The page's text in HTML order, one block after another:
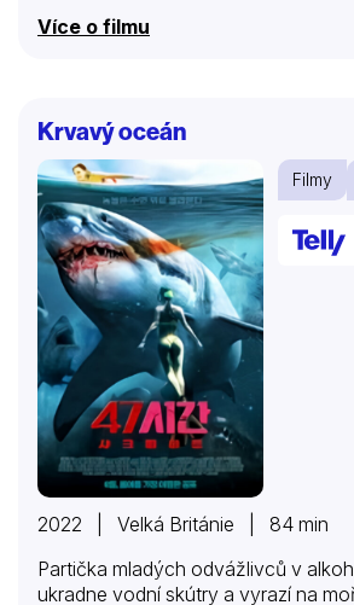
mu stalo a kde poslední týdny strávil.
nebyl ojedinělý. Záznamy o lidech,
ztratili, sahají až daleko do minulosti.
ale došlo relativně nedávno. Proto
svou přítelkyní Miou, milovníkem
teorií…
Více o filmu
Krvavý oceán
Filmy
2022 | Velká Británie | 84 min
Partička mladých odvážlivců v
ukradne vodní skútry a vyrazí na